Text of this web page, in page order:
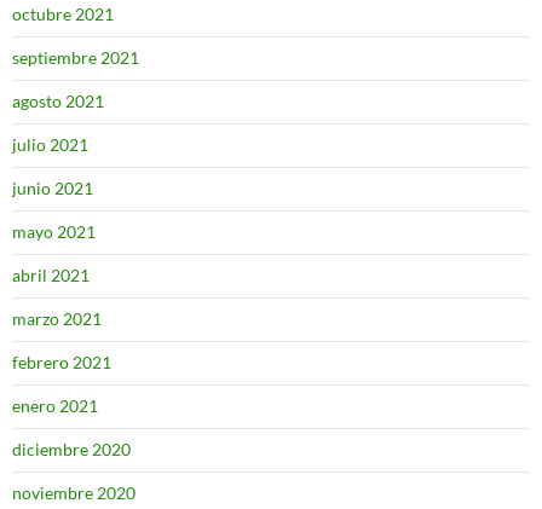
octubre 2021
septiembre 2021
agosto 2021
julio 2021
junio 2021
mayo 2021
abril 2021
marzo 2021
febrero 2021
enero 2021
diciembre 2020
noviembre 2020